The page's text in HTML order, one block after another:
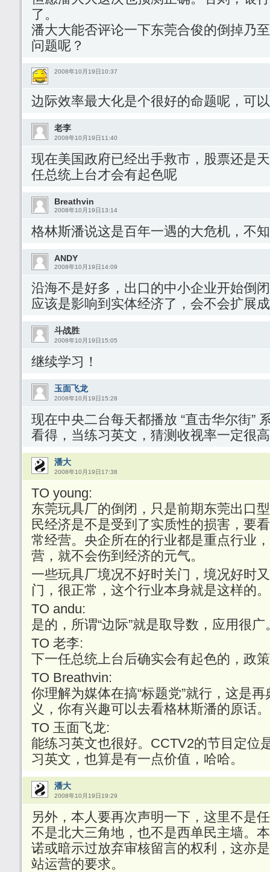
了。
潘大大能否评论一下东莞合俊的倒掉乃
问题呢？
2008年10月19日10:37
边际效率最大化是个很好的命题呢，可
老李
2008年10月19日11:40
现在美国政府已经出手救市，股票还是
任总统上台才会有起色呢
Breathvin
2008年10月19日13:14
格林斯潘说这是百年一遇的大危机，不
ANDY
2008年10月19日14:09
沿海不是好多，出口的中小企业开始倒
应该是影响到实体经济了，会不会扩展
斗战胜
2008年10月19日15:05
继续学习！
玉面飞龙
2008年10月19日15:28
现在中央二台每天都播放 “直击华尔街”
看得，当练习英文，猜测收视率一定很
潘大
2008年10月19日17:38
TO young:
东莞玩具厂的倒闭，只是前期东莞出口
民经济是不是受到了实质性的损害，要
常经营。央企所在的行业都是重点行业
营，就不会伤到经济的元气。
一些玩具厂境况不好时关门，境况好时
门，很正常，这个行业本身就是这样的。
TO andu:
是的，所谓“边际”就是取导数，应用很广
TO 老李:
下一任总统上台后确实会有起色的，政
TO Breathvin:
你理解为媒体在搞“标题党”就行，这是
义，你有兴趣可以去看格林斯潘的原话。
TO 玉面飞龙:
能练习英文也很好。CCTV2的节目定位
习英文，也算是有一点价值，哈哈。
潘大
2008年10月19日19:29
另外，本人要再次声明一下，这里不是
不是北大三角地，也不是西单民主墙。
诺或暗示过放弃审核留言的权利，这亦
站运营的要求。